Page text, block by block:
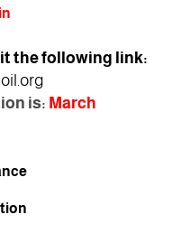
:For more details please visit the following link *
is:March